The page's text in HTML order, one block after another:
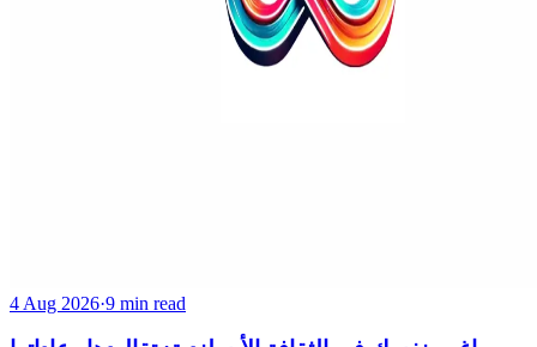
4 Aug 2026·9 min read